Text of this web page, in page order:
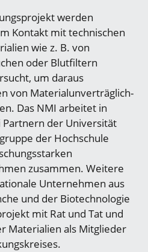
werden
Kontakt mit technischen
wie z. B. von
oder Blutfiltern
um daraus
von Materialunverträglich-
Das NMI arbeitet in
der Universität
der Hochschule
zusammen. Weitere
Unternehmen aus
und der Biotechnologie
mit Rat und Tat und
Materialien als Mitglieder